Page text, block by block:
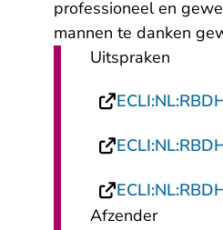
professioneel en
mannen te danken
Uitspraken
Afzender